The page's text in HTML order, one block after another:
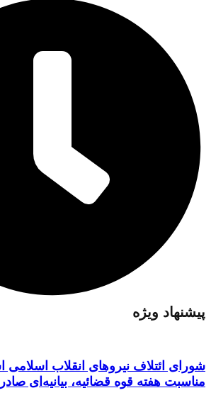
پیشنهاد ویژه
شورای ائتلاف نیروهای انقلاب اسلامی
مناسبت هفته قوه قضائیه، بیانیه‌ای